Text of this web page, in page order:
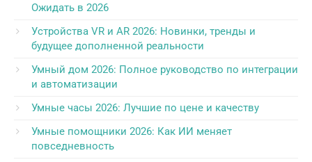
Ожидать в 2026
Устройства VR и AR 2026: Новинки, тренды и
будущее дополненной реальности
Умный дом 2026: Полное руководство по интеграции
и автоматизации
Умные часы 2026: Лучшие по цене и качеству
Умные помощники 2026: Как ИИ меняет
повседневность